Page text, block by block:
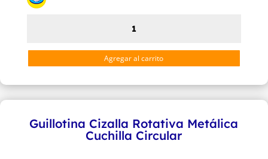
Acero
de
9
PULG.
Afilador
Agregar al carrito
Guillotina Cizalla Rotativa Metálica
Cuchilla Circular